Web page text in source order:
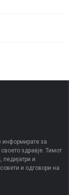
информирате за
здравје. Тимот
и
и одговори на